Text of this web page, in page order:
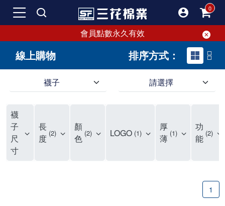
會員點數永久有效
線上購物 排序方式：
襪子 請選擇
現在就來三花購買深受許多潮流女孩喜愛的襪子吧！好穿舒適、不咬腳、不滑脫，短襪不用再拉。各種鞋款都有適合搭配的襪子，不怕穿搭有問題。運動、休閒用短襪全都有！
如何挑選高品質的短襪？注重品質的三花短襪，特選高級優質棉料，保持雙腳透氣不悶熱。襪子具有良好的透氣性，自然讓腳不悶臭，讓您每天穿得健康、舒適。好襪子陪你走更遠！
品質優零負擔，全家人都適合的好襪子在三花!長輩、久坐辦公室最適合無鬆緊帶襪子、運動跑步打球雙層毛巾底短襪保護最有力，日常休閒短襪穿搭簡易最省時。耐洗耐穿超省錢!
三花襪子嚴選優質棉料，吸汗透氣、乾爽舒適，不易滑動。作為日常必備的襪子，其符合人體工學與時尚設計，令人穿上即感舒適。三花50年來專注改良，以精湛工藝打造超乎想像的舒適體驗。追求美感與實用兼備的您，絕對不能錯過三花襪子，即刻入手，體驗潮流與舒適的完美結合。
"最近一批襪子都相繼損壞，所以又到了採購新襪子的時間了！剛好又是換季，可以買適合當季的襪子，增添一些生活的小確幸。我通常一次會買6-8雙襪子，然後整批襪子幾乎會在差不多的時間陣亡，再換下一批。這種一年大概買兩次的習慣，讓6-8雙短襪輪流穿半年，不會太浪費，也避免穿著鬆垮的襪子很糗。 每次換襪子時，我都會嘗試一個新品牌來試試看。這次我選了已有50多年歷史的老牌子——三花。可能有人會問，三花襪子這麼有名，為何現在才選？其實我一直知道這品牌，但過去對他們家的產品印象是主要賣給男生的中筒襪，因此未曾購買。最近在捷運和網站上頻繁看到三花的廣告，便上網探究了一下。驚喜發現，他們家竟然也推出了很多適合女生穿的短襪，而且款式很漂亮，不再僅僅針對中年男性。 這次我訂了8雙襪子，總共500元，一雙平均只要62元（短襪價格依官網為主），真的很划算。而且，他們的物流速度超快，官網下單後隔天襪子就到貨了，這點我特別喜歡。收到襪子後，我還特地將它們一字排開，場面也蠻壯觀的。我訂了素色短襪、條紋短襪和撞色運動短襪，還為我老公買了一雙紳士襪。為了迎接夏天的到來，也幫他準備些薄襪子，畢竟穿皮鞋搭配厚重的運動襪真的不太合適。 這次的嘗試中，最讓我驚艷的是運動短襪。雙層毛巾底的設計，一開始以為會太厚，但實際穿上後發現這款襪子的吸震效果不輸其他運動品牌，吸濕性也非常強。我特意用水滴試驗，結果也很滿意。運動短襪的關鍵就是吸汗和吸震，這樣能讓整個運動過程不黏膩，並有效減少腳與鞋子的摩擦，避免脫跟的情況發生，增添了運動的舒適感。 此外，對於孩子來說，這款運動短襪的耐用性也讓我很滿意。其他品牌的襪子大概只能撐2個月，但看來這次的三花短襪應該能撐3個月以上，使用壽命更長，是一位媽媽的好幫手，既省錢又減少購買頻率。 至於我老公，最初覺得穿薄襪搭配皮鞋不太舒服，但後來漸漸習慣並喜歡上薄襪的輕盈感。畢竟太厚的襪子會改變皮鞋的形狀。三花的無鬆緊帶設計對久坐辦公的他來說，解決了腿部血液循環不良的問題，減少了勒痕，襪子脫下後也不再長時間地感到不適，這讓我們都很滿意。 總體來說，這次三花短襪的體驗還算不錯，無脫跟問題，且吸震和吸汗效果顯著。老公和孩子的襪子選擇也都很成功。未來我會再觀察這些襪子的耐用性，再決定是否回購。當下來看，三花是個值得推薦的品牌。
襪
子
尺
寸
長
度 2
顏
色 2 LOGO 1
厚
薄 1
功
能 2
1